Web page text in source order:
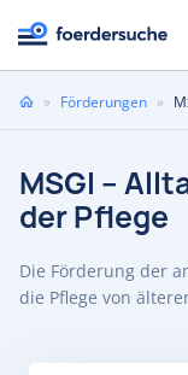
Sie» Förderungen »
MSGI –
der Pflege
Die Förderung der
die Pflege von